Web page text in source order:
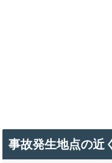
事故発生地点の近